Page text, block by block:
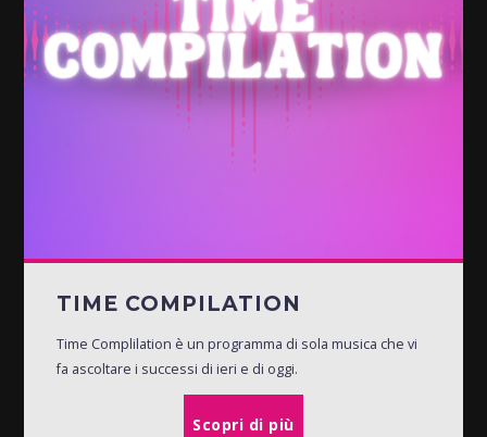
TIME COMPILATION
Time Complilation è un programma di sola musica che vi
fa ascoltare i successi di ieri e di oggi.
Scopri di più